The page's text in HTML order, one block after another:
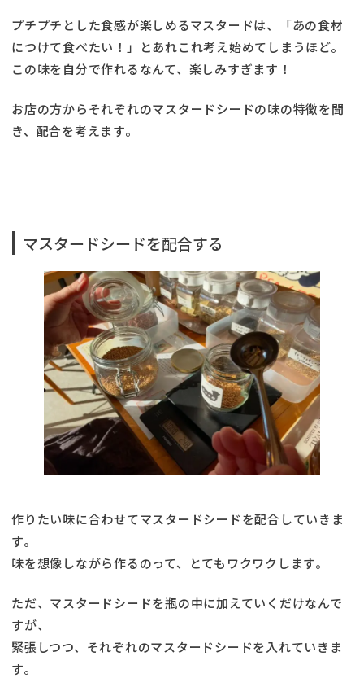
プチプチとした食感が楽しめるマスタードは、「あの食材
につけて食べたい！」とあれこれ考え始めてしまうほど。
この味を自分で作れるなんて、楽しみすぎます！
お店の方からそれぞれのマスタードシードの味の特徴を聞
き、配合を考えます。
マスタードシードを配合する
作りたい味に合わせてマスタードシードを配合していきま
す。
味を想像しながら作るのって、とてもワクワクします。
ただ、マスタードシードを瓶の中に加えていくだけなんで
すが、
緊張しつつ、それぞれのマスタードシードを入れていきま
す。